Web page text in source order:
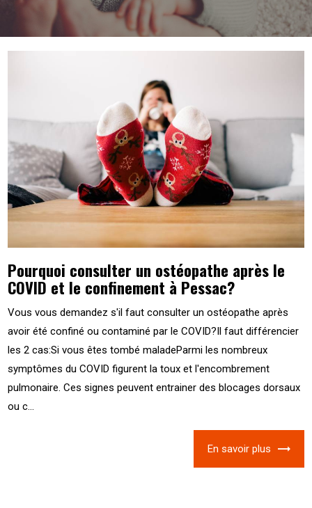
Pourquoi consulter un ostéopathe après le
COVID et le confinement à Pessac?
Vous vous demandez s'il faut consulter un ostéopathe après
avoir été confiné ou contaminé par le COVID?Il faut différencier
les 2 cas:Si vous êtes tombé maladeParmi les nombreux
symptômes du COVID figurent la toux et l'encombrement
pulmonaire. Ces signes peuvent entrainer des blocages dorsaux
ou c...
En savoir plus